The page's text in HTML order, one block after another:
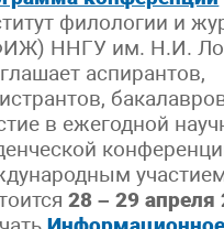
филологии и
ННГУ им. Н.И.
аспирантов,
в ежегодной
28 – 29 апреля